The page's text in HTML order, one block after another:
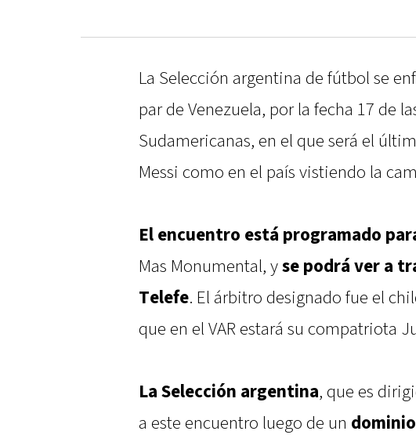
La Selección argentina de fútbol se
par de Venezuela, por la fecha 17 de
Sudamericanas, en el que será el
Messi como en el país vistiendo la
El encuentro está programado
Mas Monumental, yse podrá ver a
Telefe. El árbitro designado fue el
que en el VAR estará su compatriota
La Selección argentina, que es
a este encuentro luego de un